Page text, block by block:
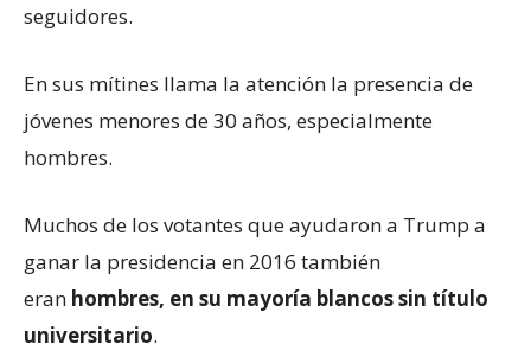
seguidores.
En sus mítines llama la atención la presencia de
jóvenes menores de 30 años, especialmente
hombres.
Muchos de los votantes que ayudaron a Trump a
ganar la presidencia en 2016 también
eran hombres, en su mayoría blancos sin título
universitario.